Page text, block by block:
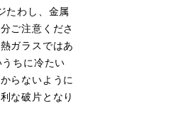
たわし、金属
ご注意くださ
ガラスではあ
ちに冷たい
らないように
な破片となり